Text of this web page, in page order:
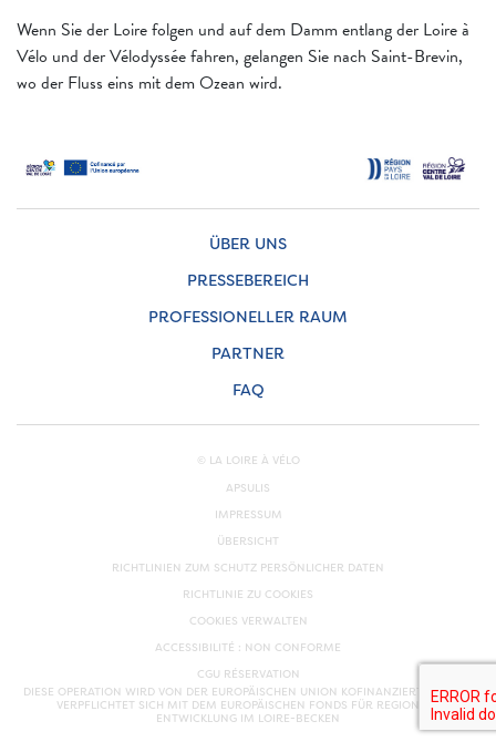
Wenn Sie der Loire folgen und auf dem Damm entlang der Loire à
Vélo und der Vélodyssée fahren, gelangen Sie nach Saint-Brevin,
wo der Fluss eins mit dem Ozean wird.
ÜBER UNS
PRESSEBEREICH
PROFESSIONELLER RAUM
PARTNER
FAQ
© LA LOIRE À VÉLO
APSULIS
IMPRESSUM
ÜBERSICHT
RICHTLINIEN ZUM SCHUTZ PERSÖNLICHER DATEN
RICHTLINIE ZU COOKIES
COOKIES VERWALTEN
ACCESSIBILITÉ : NON CONFORME
CGU RÉSERVATION
DIESE OPERATION WIRD VON DER EUROPÄISCHEN UNION KOFINANZIERT. EUROPA
VERPFLICHTET SICH MIT DEM EUROPÄISCHEN FONDS FÜR REGIONALE
ENTWICKLUNG IM LOIRE-BECKEN